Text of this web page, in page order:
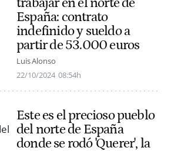
trabajar en el norte de
España: contrato
indefinido y sueldo a
partir de 53.000 euros
Luis Alonso
22/10/2024 08:54h
Este es el precioso pueblo
del norte de España
donde se rodó 'Querer', la